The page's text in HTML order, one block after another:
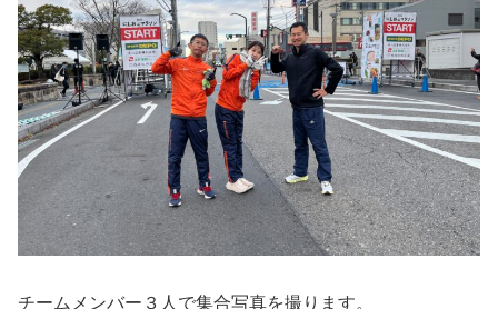
チームメンバー３人で集合写真を撮ります。